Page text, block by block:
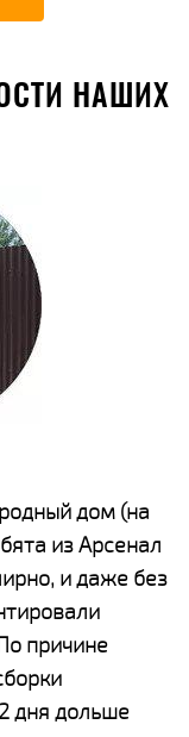
НАШИХ
дом (на
из Арсенал
и даже без
причине
дня дольше